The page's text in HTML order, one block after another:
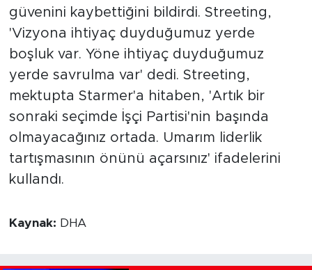
güvenini kaybettiğini bildirdi. Streeting,
'Vizyona ihtiyaç duyduğumuz yerde
boşluk var. Yöne ihtiyaç duyduğumuz
yerde savrulma var' dedi. Streeting,
mektupta Starmer'a hitaben, 'Artık bir
sonraki seçimde İşçi Partisi'nin başında
olmayacağınız ortada. Umarım liderlik
tartışmasının önünü açarsınız' ifadelerini
kullandı.
Kaynak: DHA